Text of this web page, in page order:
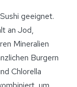
geeignet.
an Jod,
Mineralien
Burgern
Chlorella